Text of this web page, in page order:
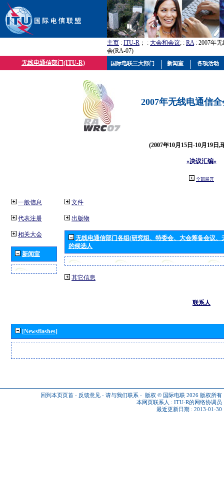
主页 : ITU-R ； : 大会和会议; : RA: 2007年
会(RA-07)
无线电通信部门(ITU-R)
2007年无线电通信
(2007年10月15日-10月19日,
«决议汇编»
全部展开
一般信息
代表注册
相关大会
新闻室
文件
出版物
无线电通信部门各组(研究组、特委会、大会筹备会议
的候选人
其它信息
联系人
[Newsflashes]
回到本页页首 - 反馈意见 - 请与我们联系 - 版权 © 国际电联 2026 版权所有
本网页联系人 : ITU-R的网络协调员
最近更新日期 : 2013-01-30
国际电联三大部门 新闻室 各项活动